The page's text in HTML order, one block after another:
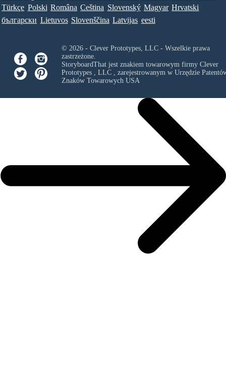
Türkçe Polski Româna Ceština Slovenský Magyar Hrvatski
български Lietuvos Slovenščina Latvijas eesti
© 2026 - Clever Prototypes, LLC - Wszelkie prawa
zastrzeżone.
StoryboardThat jest znakiem towarowym firmy Clever
Prototypes , LLC, zarejestrowanym w Urzędzie
Znaków Towarowych USA